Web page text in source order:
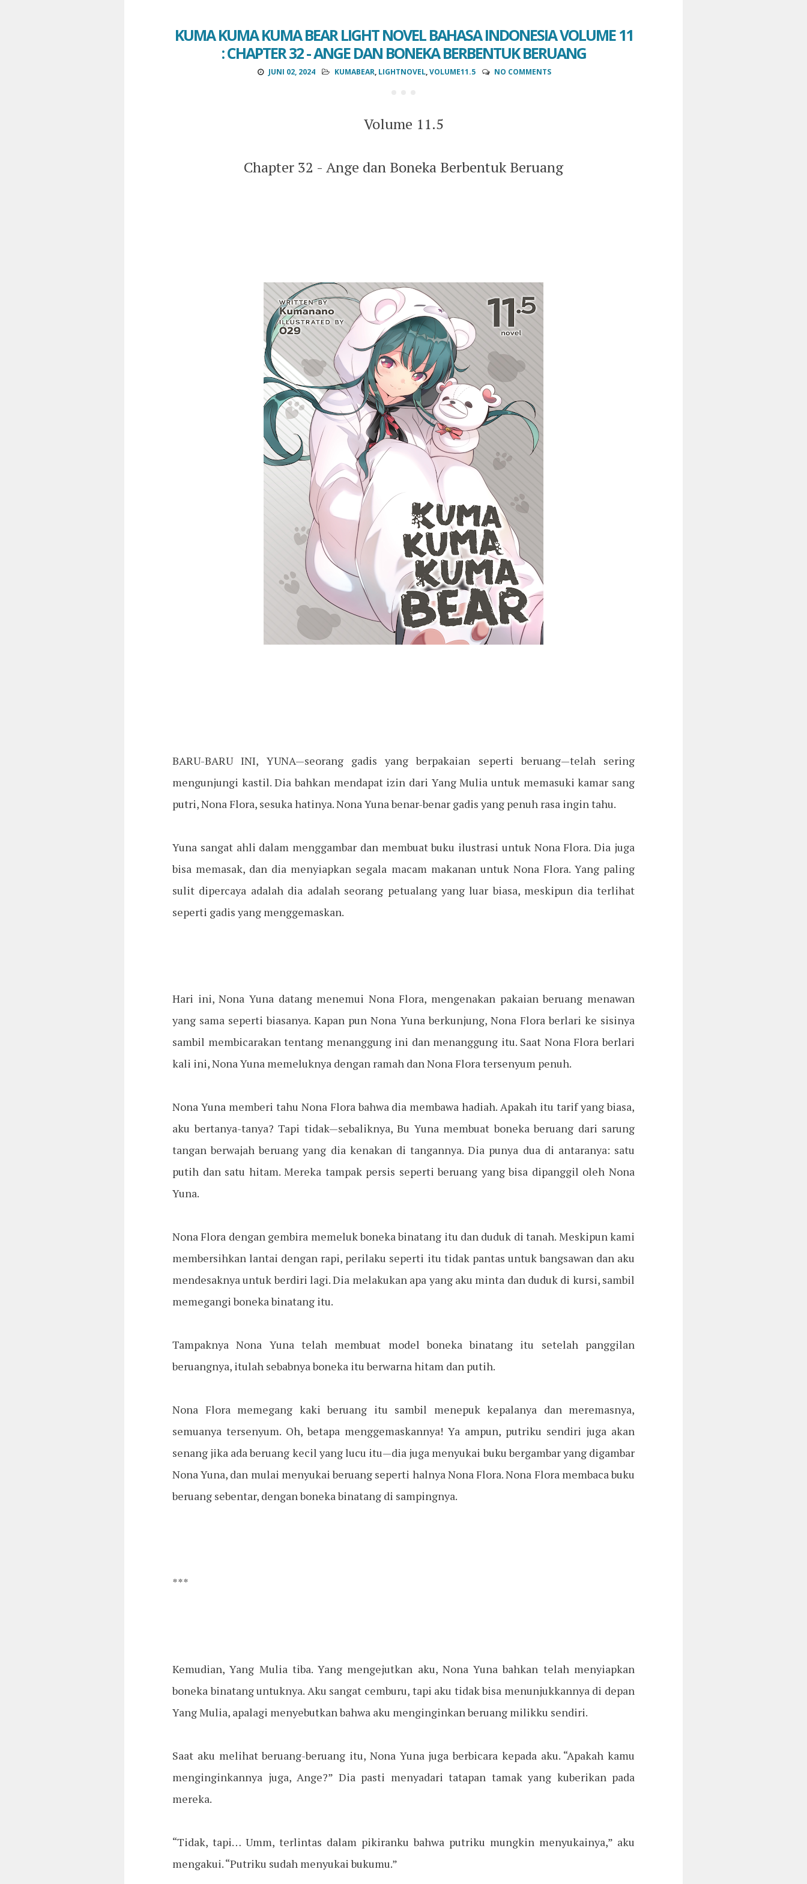
KUMA KUMA KUMA BEAR LIGHT NOVEL BAHASA INDONESIA VOLUME 11
: CHAPTER 32 - ANGE DAN BONEKA BERBENTUK BERUANG
JUNI 02, 2024 KUMABEAR, LIGHTNOVEL,VOLUME11.5 NO COMMENTS
Volume 11.5
Chapter 32 - Ange dan Boneka Berbentuk Beruang
BARU-BARU INI, YUNA—seorang gadis yang berpakaian seperti beruang—telah sering
mengunjungi kastil. Dia bahkan mendapat izin dari Yang Mulia untuk memasuki kamar sang
putri, Nona Flora, sesuka hatinya. Nona Yuna benar-benar gadis yang penuh rasa ingin tahu.
Yuna sangat ahli dalam menggambar dan membuat buku ilustrasi untuk Nona Flora. Dia juga
bisa memasak, dan dia menyiapkan segala macam makanan untuk Nona Flora. Yang paling
sulit dipercaya adalah dia adalah seorang petualang yang luar biasa, meskipun dia terlihat
seperti gadis yang menggemaskan.
Hari ini, Nona Yuna datang menemui Nona Flora, mengenakan pakaian beruang menawan
yang sama seperti biasanya. Kapan pun Nona Yuna berkunjung, Nona Flora berlari ke sisinya
sambil membicarakan tentang menanggung ini dan menanggung itu. Saat Nona Flora berlari
kali ini, Nona Yuna memeluknya dengan ramah dan Nona Flora tersenyum penuh.
Nona Yuna memberi tahu Nona Flora bahwa dia membawa hadiah. Apakah itu tarif yang biasa,
aku bertanya-tanya? Tapi tidak—sebaliknya, Bu Yuna membuat boneka beruang dari sarung
tangan berwajah beruang yang dia kenakan di tangannya. Dia punya dua di antaranya: satu
putih dan satu hitam. Mereka tampak persis seperti beruang yang bisa dipanggil oleh Nona
Yuna.
Nona Flora dengan gembira memeluk boneka binatang itu dan duduk di tanah. Meskipun kami
membersihkan lantai dengan rapi, perilaku seperti itu tidak pantas untuk bangsawan dan aku
mendesaknya untuk berdiri lagi. Dia melakukan apa yang aku minta dan duduk di kursi, sambil
memegangi boneka binatang itu.
Tampaknya Nona Yuna telah membuat model boneka binatang itu setelah panggilan
beruangnya, itulah sebabnya boneka itu berwarna hitam dan putih.
Nona Flora memegang kaki beruang itu sambil menepuk kepalanya dan meremasnya,
semuanya tersenyum. Oh, betapa menggemaskannya! Ya ampun, putriku sendiri juga akan
senang jika ada beruang kecil yang lucu itu—dia juga menyukai buku bergambar yang digambar
Nona Yuna, dan mulai menyukai beruang seperti halnya Nona Flora. Nona Flora membaca buku
beruang sebentar, dengan boneka binatang di sampingnya.
***
Kemudian, Yang Mulia tiba. Yang mengejutkan aku, Nona Yuna bahkan telah menyiapkan
boneka binatang untuknya. Aku sangat cemburu, tapi aku tidak bisa menunjukkannya di depan
Yang Mulia, apalagi menyebutkan bahwa aku menginginkan beruang milikku sendiri.
Saat aku melihat beruang-beruang itu, Nona Yuna juga berbicara kepada aku. “Apakah kamu
menginginkannya juga, Ange?” Dia pasti menyadari tatapan tamak yang kuberikan pada
mereka.
“Tidak, tapi… Umm, terlintas dalam pikiranku bahwa putriku mungkin menyukainya,” aku
mengakui. “Putriku sudah menyukai bukumu.”